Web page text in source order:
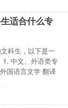
适合什么专
科生，以下是一
1. 中文、外语类专
国语言文学 翻译